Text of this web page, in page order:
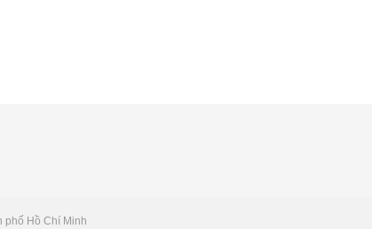
phố Hồ Chí Minh